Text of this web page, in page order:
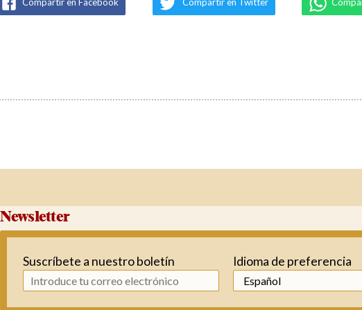
Newsletter
Suscríbete a nuestro boletín Idioma de preferencia